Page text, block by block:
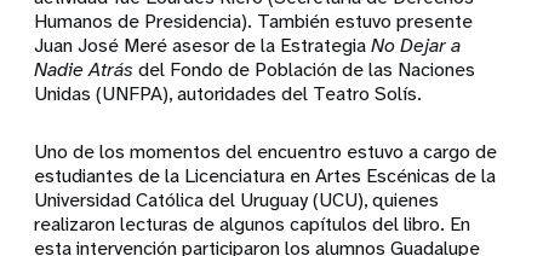
Humanos de Presidencia). También estuvo presente
Juan José Meré asesor de la EstrategiaNo Dejar a
Nadie Atrás del Fondo de Población de las Naciones
Unidas (UNFPA), autoridades del Teatro Solís.
Uno de los momentos del encuentro estuvo a cargo de
estudiantes de la Licenciatura en Artes Escénicas de la
Universidad Católica del Uruguay (UCU), quienes
realizaron lecturas de algunos capítulos del libro. En
esta intervención participaron los alumnos Guadalupe